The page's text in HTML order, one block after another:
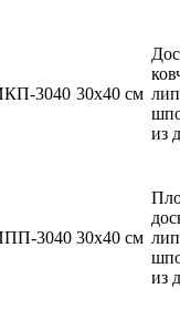
3040 30x40 см
из
3040 30x40 см
из